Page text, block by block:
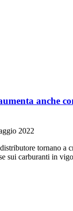
anche
2022
tornano a
sui carburanti in